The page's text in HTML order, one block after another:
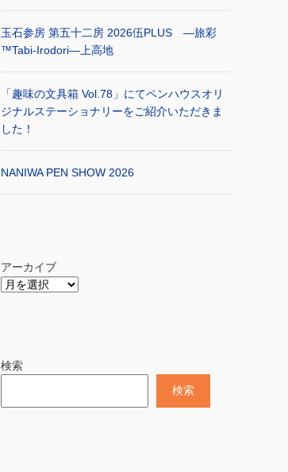
玉石参房 第五十二房 2026伍PLUS ―旅彩
™Tabi-Irodori―上高地
「趣味の文具箱 Vol.78」にてペンハウスオリ
ジナルステーショナリーをご紹介いただきま
した！
NANIWA PEN SHOW 2026
アーカイブ
検索
検索